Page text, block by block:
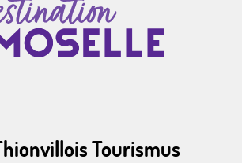
Tourismus